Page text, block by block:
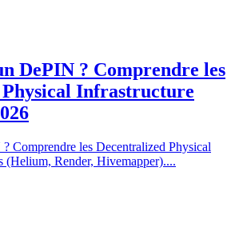
DePIN ? Comprendre les
Infrastructure
Comprendre les Decentralized Physical
(Helium, Render, Hivemapper)....